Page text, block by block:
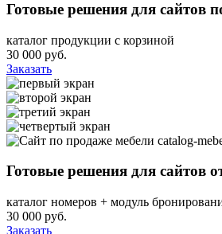
Готовые решения для сайтов
каталог продукции с корзиной
30 000 руб.
Заказать
catalog-
Готовые решения для сайтов
каталог номеров + модуль
30 000 руб.
Заказать